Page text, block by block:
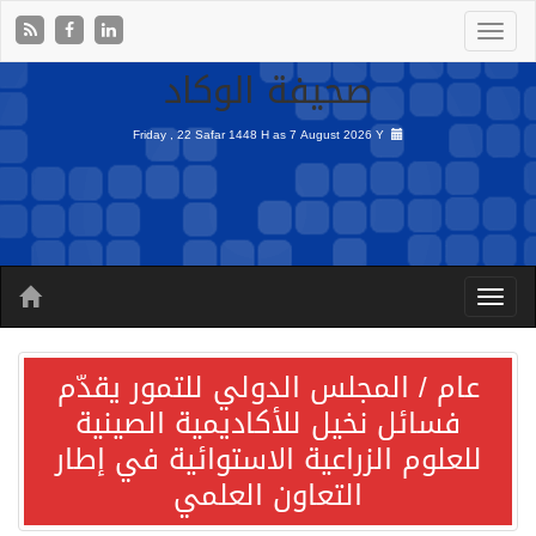
صحيفة الوكاد
Friday , 22 Safar 1448 H as7 August 2026 Y
عام / المجلس الدولي للتمور يقدّم
فسائل نخيل للأكاديمية الصينية
للعلوم الزراعية الاستوائية في إطار
التعاون العلمي